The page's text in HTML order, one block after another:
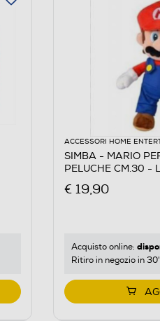
ACCESSORI HOME
SIMBA - MARIO
PELUCHE CM.30 -
€ 19,90
Acquisto online:
Ritiro in negozio in